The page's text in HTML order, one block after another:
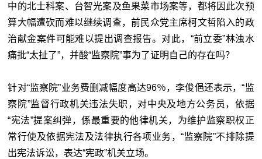
中的北士科案、台智光案及鱼果菜市场案等，都将因此次预
算大幅遭砍而难以继续调查，前民众党主席柯文哲陷入的政
治献金案件可能难以提出调查报告。对此，“前立委”林浊水
痛批“太扯了”，并酸“监察院”事为了证明自己的存在吗？
针对“监察院”业务费删减幅度高达96％，李俊俋还表示，“监
察院”监督行政机关违法失职，对中央及地方公务员，依据
“宪法”提案纠弹，係最重要的他律机关，为维护监察职权正
常行使及依据宪法及法律执行各项业务，“监察院”不排除提
出宪法诉讼，表达“宪政”机关立场。